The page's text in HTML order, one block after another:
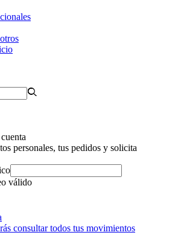
personales, tus pedidos y solicita
válido
consultar todos tus movimientos